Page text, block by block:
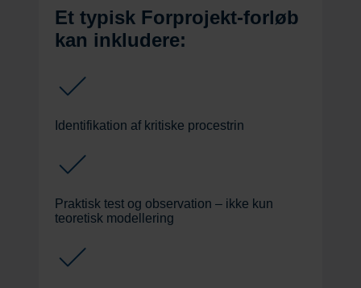
Et typisk Forprojekt-forløb
kan inkludere:
Identifikation af kritiske procestrin
Praktisk test og observation – ikke kun
teoretisk modellering